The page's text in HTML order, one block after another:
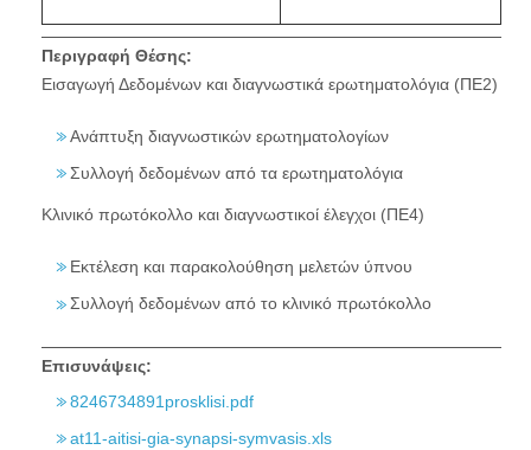
Περιγραφή Θέσης:
Εισαγωγή Δεδομένων και διαγνωστικά ερωτηματολόγια (ΠΕ2)
Ανάπτυξη διαγνωστικών ερωτηματολογίων
Συλλογή δεδομένων από τα ερωτηματολόγια
Κλινικό πρωτόκολλο και διαγνωστικοί έλεγχοι (ΠΕ4)
Εκτέλεση και παρακολούθηση μελετών ύπνου
Συλλογή δεδομένων από το κλινικό πρωτόκολλο
Επισυνάψεις:
8246734891prosklisi.pdf
at11-aitisi-gia-synapsi-symvasis.xls